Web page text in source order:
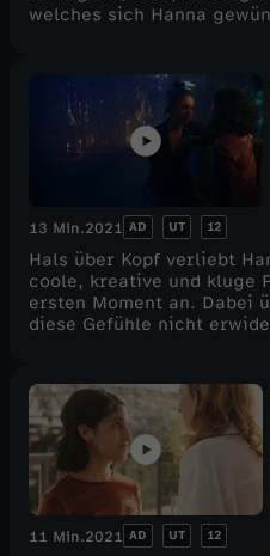
welches sich Hanna
13 Min.2021 AD UT 12
Hals über Kopf verliebt
coole, kreative und kluge
ersten Moment an. Dabei
diese Gefühle nicht
11 Min.2021 AD UT 12